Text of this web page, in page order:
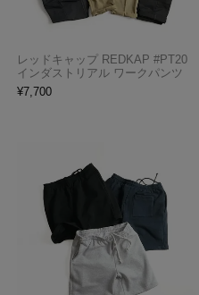
レッドキャップ REDKAP #PT20
インダストリアル ワークパンツ
¥7,700